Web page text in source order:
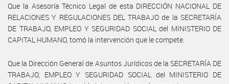
Que la Asesoría Técnico Legal de esta DIRECCIÓN NACIONAL DE
RELACIONES Y REGULACIONES DEL TRABAJO de la SECRETARÍA
DE TRABAJO, EMPLEO Y SEGURIDAD SOCIAL del MINISTERIO DE
CAPITAL HUMANO, tomó la intervención que le compete.
Que la Dirección General de Asuntos Jurídicos de la SECRETARÍA DE
TRABAJO, EMPLEO Y SEGURIDAD SOCIAL del MINISTERIO DE